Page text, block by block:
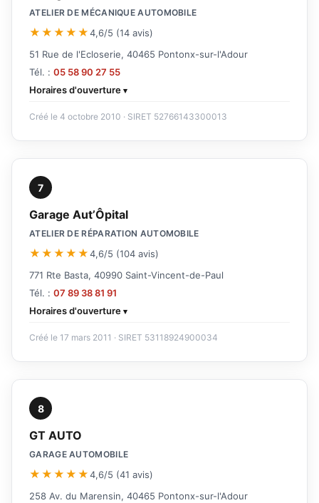
ATELIER DE MÉCANIQUE AUTOMOBILE
★★★★★4,6/5 (14 avis)
51 Rue de l'Ecloserie, 40465 Pontonx-sur-l'Adour
Tél. : 05 58 90 27 55
Horaires d'ouverture
Créé le 4 octobre 2010 · SIRET 52766143300013
7
Garage Aut’Ôpital
ATELIER DE RÉPARATION AUTOMOBILE
★★★★★4,6/5 (104 avis)
771 Rte Basta, 40990 Saint-Vincent-de-Paul
Tél. : 07 89 38 81 91
Horaires d'ouverture
Créé le 17 mars 2011 · SIRET 53118924900034
8
GT AUTO
GARAGE AUTOMOBILE
★★★★★4,6/5 (41 avis)
258 Av. du Marensin, 40465 Pontonx-sur-l'Adour